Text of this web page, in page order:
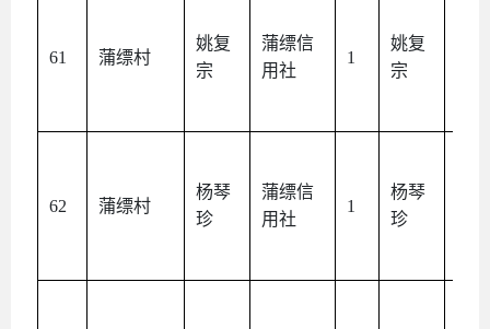
61 蒲缥村
姚复
宗
蒲缥信
用社
1
姚复
宗
62 蒲缥村
杨琴
珍
蒲缥信
用社
1
杨琴
珍